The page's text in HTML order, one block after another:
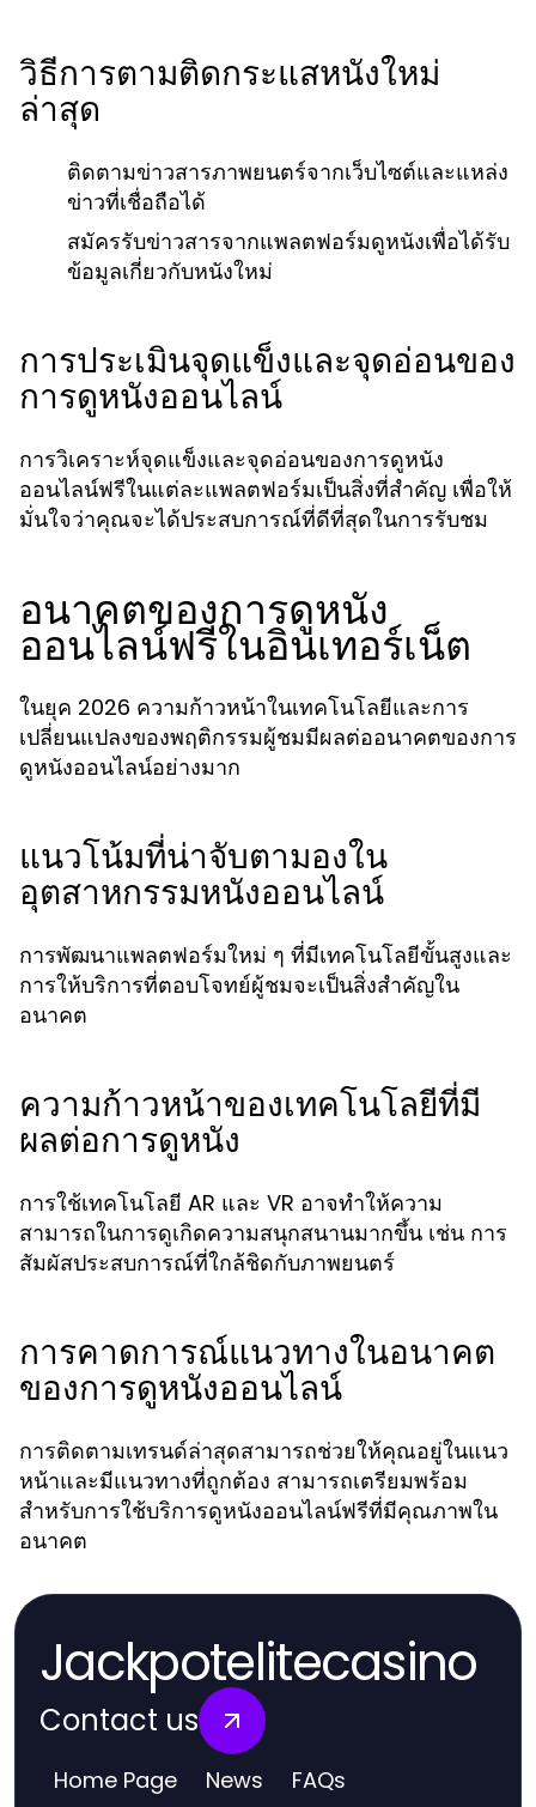
วิธีการตามติดกระแสหนังใหม่
ล่าสุด
ติดตามข่าวสารภาพยนตร์จากเว็บไซต์และแหล่ง
ข่าวที่เชื่อถือได้
สมัครรับข่าวสารจากแพลตฟอร์มดูหนังเพื่อได้รับ
ข้อมูลเกี่ยวกับหนังใหม่
การประเมินจุดแข็งและจุดอ่อนของ
การดูหนังออนไลน์
การวิเคราะห์จุดแข็งและจุดอ่อนของการดูหนัง
ออนไลน์ฟรีในแต่ละแพลตฟอร์มเป็นสิ่งที่สำคัญ เพื่อให้
มั่นใจว่าคุณจะได้ประสบการณ์ที่ดีที่สุดในการรับชม
อนาคตของการดูหนัง
ออนไลน์ฟรีในอินเทอร์เน็ต
ในยุค 2026 ความก้าวหน้าในเทคโนโลยีและการ
เปลี่ยนแปลงของพฤติกรรมผู้ชมมีผลต่ออนาคตของการ
ดูหนังออนไลน์อย่างมาก
แนวโน้มที่น่าจับตามองใน
อุตสาหกรรมหนังออนไลน์
การพัฒนาแพลตฟอร์มใหม่ ๆ ที่มีเทคโนโลยีขั้นสูงและ
การให้บริการที่ตอบโจทย์ผู้ชมจะเป็นสิ่งสำคัญใน
อนาคต
ความก้าวหน้าของเทคโนโลยีที่มี
ผลต่อการดูหนัง
การใช้เทคโนโลยี AR และ VR อาจทำให้ความ
สามารถในการดูเกิดความสนุกสนานมากขึ้น เช่น การ
สัมผัสประสบการณ์ที่ใกล้ชิดกับภาพยนตร์
การคาดการณ์แนวทางในอนาคต
ของการดูหนังออนไลน์
การติดตามเทรนด์ล่าสุดสามารถช่วยให้คุณอยู่ในแนว
หน้าและมีแนวทางที่ถูกต้อง สามารถเตรียมพร้อม
สำหรับการใช้บริการดูหนังออนไลน์ฟรีที่มีคุณภาพใน
อนาคต
Jackpotelitecasino
Contact us
Home Page News FAQs